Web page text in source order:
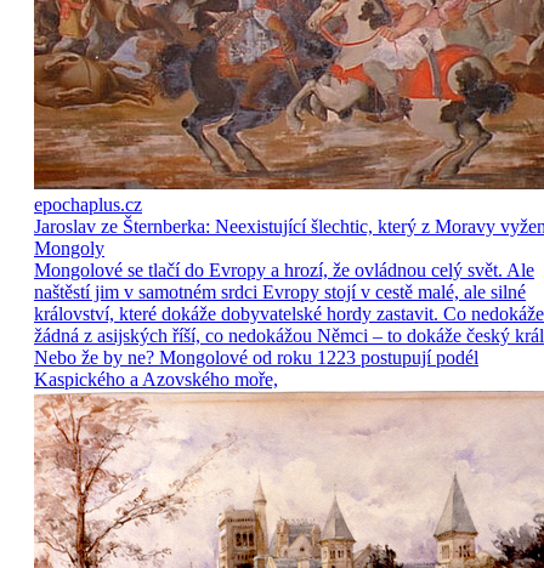
epochaplus.cz
Jaroslav ze Šternberka: Neexistující šlechtic, který z Moravy
Mongoly
Mongolové se tlačí do Evropy a hrozí, že ovládnou celý svět. Ale
naštěstí jim v samotném srdci Evropy stojí v cestě malé, ale silné
království, které dokáže dobyvatelské hordy zastavit. Co nedokáže
žádná z asijských říší, co nedokážou Němci – to dokáže český
Nebo že by ne? Mongolové od roku 1223 postupují podél
Kaspického a Azovského moře,